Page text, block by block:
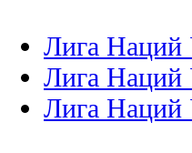
Лига
Лига
Лига